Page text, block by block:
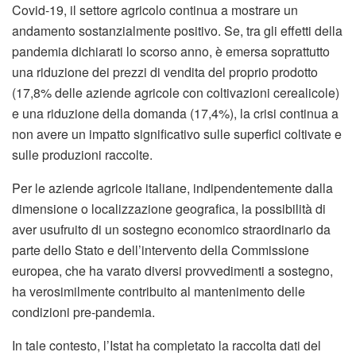
Covid-19, il settore agricolo continua a mostrare un
andamento sostanzialmente positivo. Se, tra gli effetti della
pandemia dichiarati lo scorso anno, è emersa soprattutto
una riduzione dei prezzi di vendita del proprio prodotto
(17,8% delle aziende agricole con coltivazioni cerealicole)
e una riduzione della domanda (17,4%), la crisi continua a
non avere un impatto significativo sulle superfici coltivate e
sulle produzioni raccolte.
Per le aziende agricole italiane, indipendentemente dalla
dimensione o localizzazione geografica, la possibilità di
aver usufruito di un sostegno economico straordinario da
parte dello Stato e dell’intervento della Commissione
europea, che ha varato diversi provvedimenti a sostegno,
ha verosimilmente contribuito al mantenimento delle
condizioni pre-pandemia.
In tale contesto, l’Istat ha completato la raccolta dati del